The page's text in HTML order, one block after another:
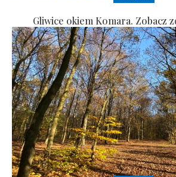
Gliwice okiem Komara. Zobacz